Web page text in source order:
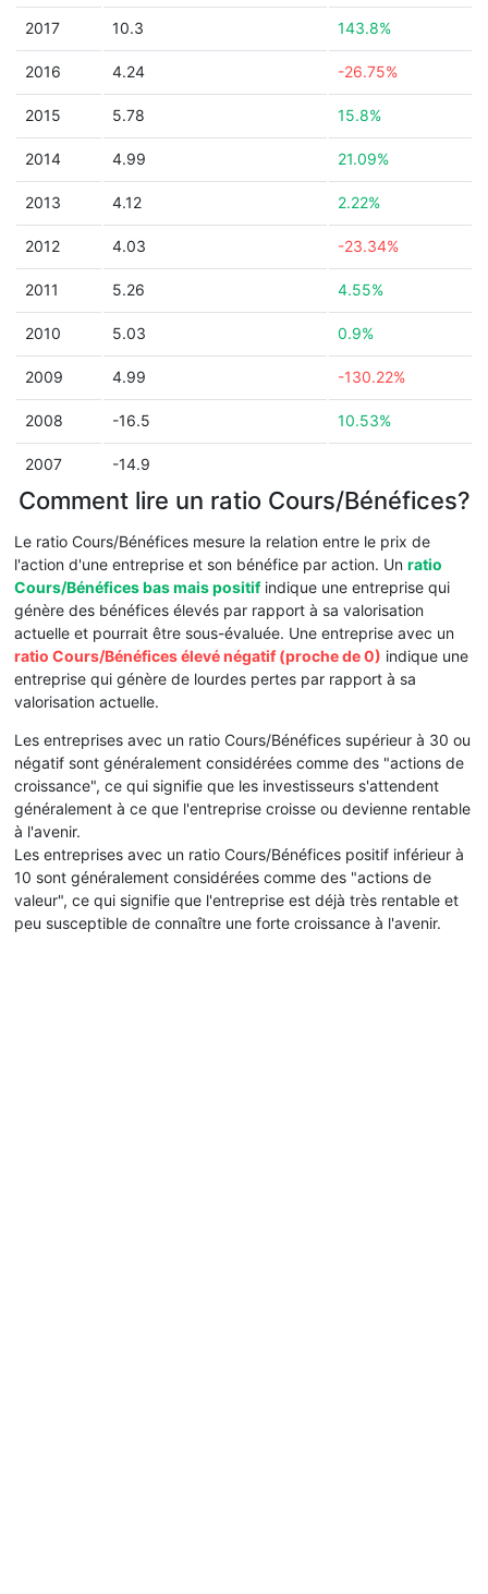
2017 10.3 143.8%
2016 4.24 -26.75%
2015 5.78 15.8%
2014 4.99 21.09%
2013 4.12 2.22%
2012 4.03 -23.34%
2011 5.26 4.55%
2010 5.03 0.9%
2009 4.99 -130.22%
2008 -16.5 10.53%
2007 -14.9
Comment lire un ratio Cours/Bénéfices?
Le ratio Cours/Bénéfices mesure la relation entre le prix de
l'action d'une entreprise et son bénéfice par action. Un ratio
Cours/Bénéfices bas mais positifindique une entreprise qui
génère des bénéfices élevés par rapport à sa valorisation
actuelle et pourrait être sous-évaluée. Une entreprise avec un
ratio Cours/Bénéfices élevé négatif (proche de 0) indique une
entreprise qui génère de lourdes pertes par rapport à sa
valorisation actuelle.
Les entreprises avec un ratio Cours/Bénéfices supérieur à 30 ou
négatif sont généralement considérées comme des "actions de
croissance", ce qui signifie que les investisseurs s'attendent
généralement à ce que l'entreprise croisse ou devienne rentable
à l'avenir.
Les entreprises avec un ratio Cours/Bénéfices positif inférieur à
10 sont généralement considérées comme des "actions de
valeur", ce qui signifie que l'entreprise est déjà très rentable et
peu susceptible de connaître une forte croissance à l'avenir.